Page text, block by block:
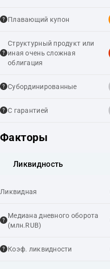
Плавающий купон
Структурный продукт или
иная очень сложная
облигация
Cубординированные
С гарантией
Факторы
Ликвидность
Ликвидная
Медиана дневного оборота
(млн.RUB)
Коэф. ликвидности